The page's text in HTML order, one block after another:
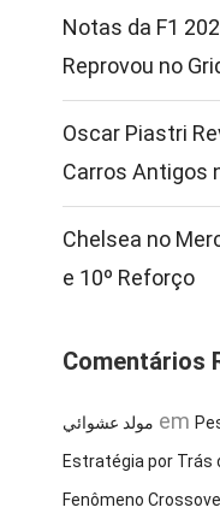
Notas da F1
Reprovou no
Oscar Piastri
Carros Antigos
Chelsea no
e 10º Reforço
Comentários
مولد عشوائي em
Estratégia por Trás
Fenômeno